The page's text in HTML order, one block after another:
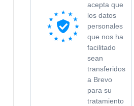
acepta que
los datos
personales
que nos ha
facilitado
sean
transferidos
a Brevo
para su
tratamiento